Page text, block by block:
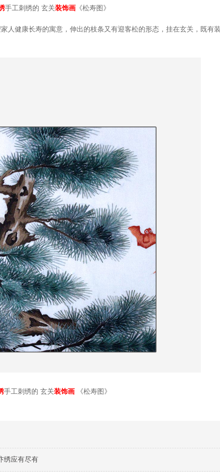
手工刺绣的 玄关装饰画 《松寿图》
人健康长寿的寓意，伸出的枝条又有迎客松的形态，挂在玄关，既有
手工刺绣的 玄关装饰画 《松寿图》
绣应有尽有